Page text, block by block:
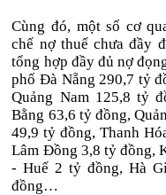
Cùng đó, một số cơ
chế nợ thuế chưa đầy
tổng hợp đầy đủ nợ
phố Đà Nẵng 290,7 tỷ
Quảng Nam 125,8 tỷ
Bằng 63,6 tỷ đồng,
49,9 tỷ đồng, Thanh
Lâm Đồng 3,8 tỷ đồng,
- Huế 2 tỷ đồng, Hà
đồng…